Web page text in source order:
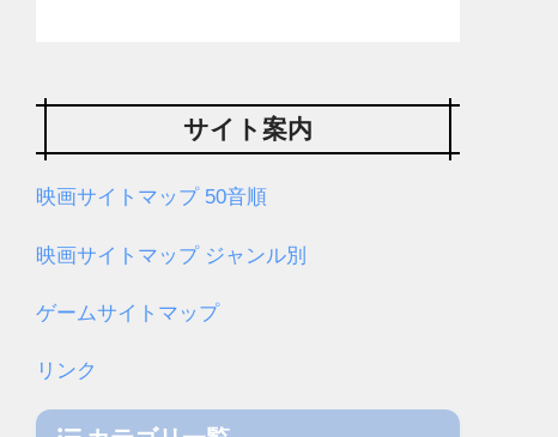
サイト案内
映画サイトマップ 50音順
映画サイトマップ ジャンル別
ゲームサイトマップ
リンク